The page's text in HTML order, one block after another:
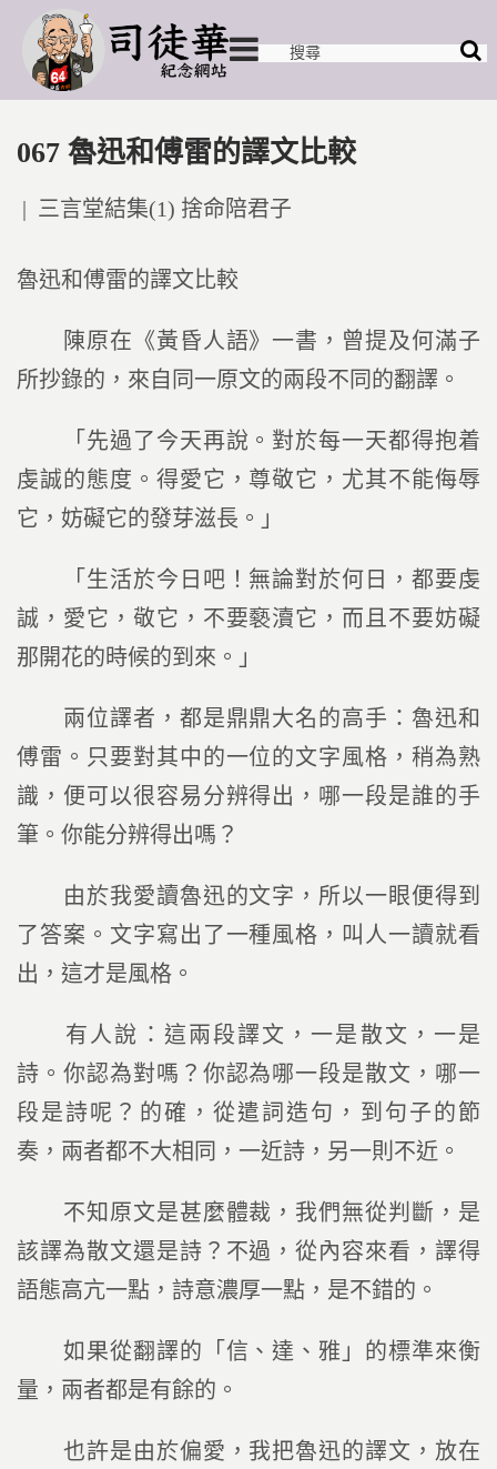
067 魯迅和傅雷的譯文比較
Posted
三言堂結集(1) 捨命陪君子
魯迅和傅雷的譯文比較
陳原在《黃昏人語》一書，曾提及何滿子
所抄錄的，來自同一原文的兩段不同的翻譯。
「先過了今天再說。對於每一天都得抱着
虔誠的態度。得愛它，尊敬它，尤其不能侮辱
它，妨礙它的發芽滋長。」
「生活於今日吧！無論對於何日，都要虔
誠，愛它，敬它，不要褻瀆它，而且不要妨礙
那開花的時候的到來。」
兩位譯者，都是鼎鼎大名的高手：魯迅和
傅雷。只要對其中的一位的文字風格，稍為熟
識，便可以很容易分辨得出，哪一段是誰的手
筆。你能分辨得出嗎？
由於我愛讀魯迅的文字，所以一眼便得到
了答案。文字寫出了一種風格，叫人一讀就看
出，這才是風格。
有人說：這兩段譯文，一是散文，一是
詩。你認為對嗎？你認為哪一段是散文，哪一
段是詩呢？的確，從遣詞造句，到句子的節
奏，兩者都不大相同，一近詩，另一則不近。
不知原文是甚麼體裁，我們無從判斷，是
該譯為散文還是詩？不過，從內容來看，譯得
語態高亢一點，詩意濃厚一點，是不錯的。
如果從翻譯的「信、達、雅」的標準來衡
量，兩者都是有餘的。
也許是由於偏愛，我把魯迅的譯文，放在